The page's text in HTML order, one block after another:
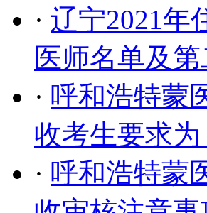
· 辽宁2021年
医师名单及
· 呼和浩特蒙
收考生要求为
· 呼和浩特蒙